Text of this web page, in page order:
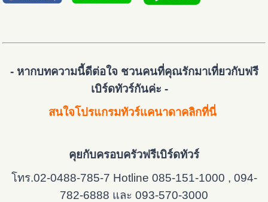
- หากบทความนี้ดีต่อใจ ชวนคนที่คุณรักมาเที่ยวกับฟรี
เบิร์ดทัวร์กันค่ะ -
สนใจโปรแกรมทัวร์แคนาดาคลิกที่นี่
คุยกับครอบครัวฟรีเบิร์ดทัวร์
โทร.02-0488-785-7 Hotline 085-151-1000 , 094-
782-6888 และ 093-570-3000